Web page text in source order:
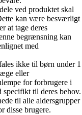
ved produktet skal
kan være besværligt
at tage deres
begrænsning kan
med
ikke til børn under 1
eller
for forbrugere i
specifikt til deres behov.
til alle aldersgrupper
disse brugere.